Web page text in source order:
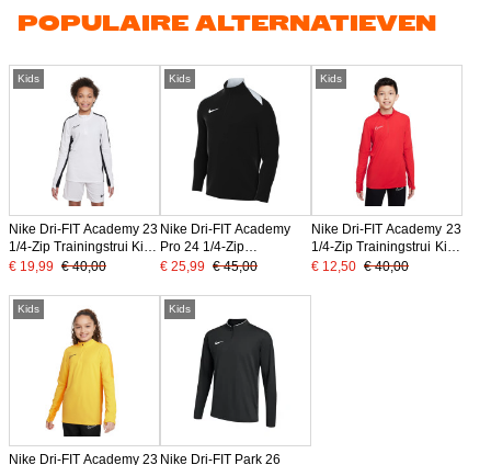
POPULAIRE ALTERNATIEVEN
Kids
Nike Dri-FIT Academy 23
1/4-Zip Trainingstrui Kids
Wit Zwart
€ 19,99 € 40,00
Kids
Nike Dri-FIT Academy
Pro 24 1/4-Zip
Trainingstrui Kids Zwart
€ 25,99 € 45,00
Kids
Nike Dri-FIT Academy 23
1/4-Zip Trainingstrui Kids
Rood Wit
€ 12,50 € 40,00
Kids
Nike Dri-FIT Academy 23
Kids
Nike Dri-FIT Park 26